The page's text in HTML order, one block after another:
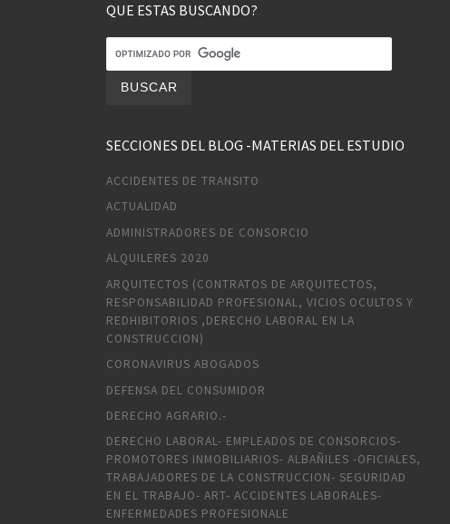
QUE ESTAS BUSCANDO?
SECCIONES DEL BLOG -MATERIAS DEL ESTUDIO
ACCIDENTES DE TRANSITO
ACTUALIDAD
ADMINISTRADORES DE CONSORCIO
ALQUILERES 2020
ARQUITECTOS (CONTRATOS DE ARQUITECTOS,
RESPONSABILIDAD PROFESIONAL, VICIOS OCULTOS Y
REDHIBITORIOS ,DERECHO LABORAL EN LA
CONSTRUCCION)
CORONAVIRUS ABOGADOS
DEFENSA DEL CONSUMIDOR
DERECHO AGRARIO.-
DERECHO LABORAL- EMPLEADOS DE CONSORCIOS-
PROMOTORES INMOBILIARIOS- ALBAÑILES -OFICIALES,
TRABAJADORES DE LA CONSTRUCCION- SEGURIDAD
EN EL TRABAJO- ART- ACCIDENTES LABORALES-
ENFERMEDADES PROFESIONALE